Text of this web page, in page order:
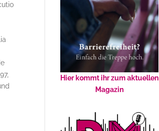
Hier kommt ihr zum aktuellen
Magazin